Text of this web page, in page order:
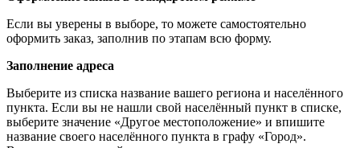
Если вы уверены в выборе, то можете самостоятельно
оформить заказ, заполнив по этапам всю форму.
Заполнение адреса
Выберите из списка название вашего региона и населённого
пункта. Если вы не нашли свой населённый пункт в списке,
выберите значение «Другое местоположение» и впишите
название своего населённого пункта в графу «Город».